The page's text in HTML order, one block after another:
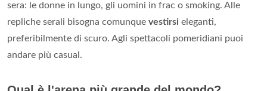
sera: le donne in lungo, gli uomini in frac o smoking. Alle
repliche serali bisogna comunque vestirsi eleganti,
preferibilmente di scuro. Agli spettacoli pomeridiani puoi
andare più casual.